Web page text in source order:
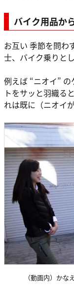
バイク用品か
お互い 季節を問わ
士、バイク乗りと
例えば “ニオイ”
トをサッと羽織る
れは既に（ニオイ
（動画内）か